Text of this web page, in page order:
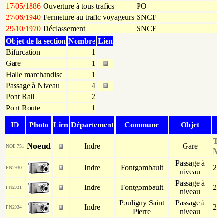
17/05/1886 Ouverture à tous trafics
PO
27/06/1940 Fermeture au trafic voyageurs SNCF
29/10/1970 Déclassement
SNCF
Objet de la section Nombre Lien
Bifurcation
1
Gare
1
Halle marchandise
1
Passage à Niveau
4
Pont Rail
2
Pont Route
1
ID Photo Lien Département Commune Objet
NOE 751 Noeud Indre Gare
PN2930 Indre Fontgombault
Passage à
niveau
PN2931 Indre Fontgombault
Passage à
niveau
PN2934 Indre
Pouligny Saint
Pierre
Passage à
niveau